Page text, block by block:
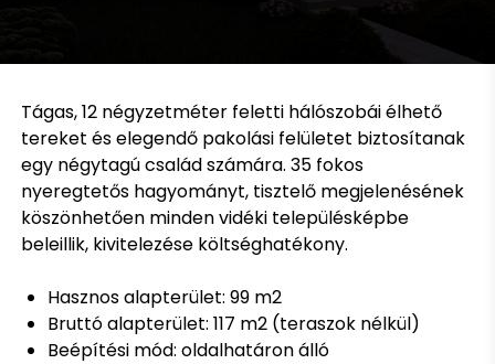
Tágas, 12 négyzetméter feletti hálószobái élhető
tereket és elegendő pakolási felületet biztosítanak
egy négytagú család számára. 35 fokos
nyeregtetős hagyományt, tisztelő megjelenésének
köszönhetően minden vidéki településképbe
beleillik, kivitelezése költséghatékony.
Hasznos alapterület: 99 m2
Bruttó alapterület: 117 m2 (teraszok nélkül)
Beépítési mód: oldalhatáron álló